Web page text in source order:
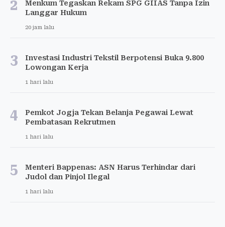
2
Menkum Tegaskan Rekam SPG GIIAS Tanpa Izin
Langgar Hukum
20 jam lalu
3
Investasi Industri Tekstil Berpotensi Buka 9.800
Lowongan Kerja
1 hari lalu
4
Pemkot Jogja Tekan Belanja Pegawai Lewat
Pembatasan Rekrutmen
1 hari lalu
5
Menteri Bappenas: ASN Harus Terhindar dari
Judol dan Pinjol Ilegal
1 hari lalu